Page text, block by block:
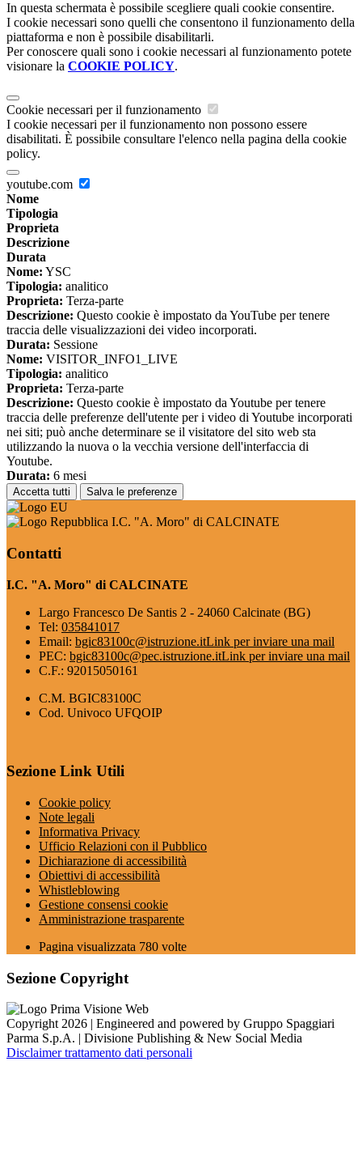
In questa schermata è possibile scegliere quali cookie consentire.
I cookie necessari sono quelli che consentono il funzionamento della
piattaforma e non è possibile disabilitarli.
Per conoscere quali sono i cookie necessari al funzionamento potete
visionare la COOKIE POLICY.
Cookie necessari per il funzionamento
I cookie necessari per il funzionamento non possono essere
disabilitati. È possibile consultare l'elenco nella pagina della cookie
policy.
youtube.com
Nome
Tipologia
Proprieta
Descrizione
Durata
Nome: YSC
Tipologia: analitico
Proprieta: Terza-parte
Descrizione: Questo cookie è impostato da YouTube per tenere
traccia delle visualizzazioni dei video incorporati.
Durata: Sessione
Nome: VISITOR_INFO1_LIVE
Tipologia: analitico
Proprieta: Terza-parte
Descrizione: Questo cookie è impostato da Youtube per tenere
traccia delle preferenze dell'utente per i video di Youtube incorporati
nei siti; può anche determinare se il visitatore del sito web sta
utilizzando la nuova o la vecchia versione dell'interfaccia di
Youtube.
Durata: 6 mesi
Accetta tutti Salva le preferenze
I.C. "A. Moro" di CALCINATE
Contatti
I.C. "A. Moro" di CALCINATE
Largo Francesco De Santis 2 - 24060 Calcinate (BG)
Tel: 035841017
Email: bgic83100c@istruzione.itLink per inviare una mail
PEC: bgic83100c@pec.istruzione.itLink per inviare una mail
C.F.: 92015050161
C.M. BGIC83100C
Cod. Univoco UFQOIP
Sezione Link Utili
Cookie policy
Note legali
Informativa Privacy
Ufficio Relazioni con il Pubblico
Dichiarazione di accessibilità
Obiettivi di accessibilità
Whistleblowing
Gestione consensi cookie
Amministrazione trasparente
Pagina visualizzata 780 volte
Sezione Copyright
Copyright 2026 | Engineered and powered by Gruppo Spaggiari
Parma S.p.A. | Divisione Publishing & New Social Media
Disclaimer trattamento dati personali